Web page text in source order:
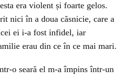
era violent și foarte gelos.
nici în a doua căsnicie, care a
ei i-a fost infidel, iar
erau din ce în ce mai mari.
o seară el m-a împins într-un